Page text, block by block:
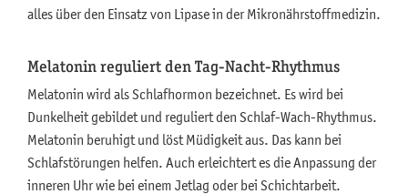
alles über den Einsatz von Lipase in der Mikronährstoffmedizin.
Melatonin reguliert den Tag-Nacht-Rhythmus
Melatonin wird als Schlafhormon bezeichnet. Es wird bei
Dunkelheit gebildet und reguliert den Schlaf-Wach-Rhythmus.
Melatonin beruhigt und löst Müdigkeit aus. Das kann bei
Schlafstörungen helfen. Auch erleichtert es die Anpassung der
inneren Uhr wie bei einem Jetlag oder bei Schichtarbeit.